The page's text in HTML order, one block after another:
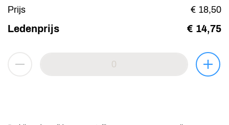
Prijs
€ 18,50
Ledenprijs € 14,75